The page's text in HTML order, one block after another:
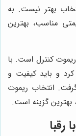
بهتر نیست. به
مناسب، بهترین
کنترل است. با
و باید کیفیت و
انتخاب ریموت
بهترین گزینه است.